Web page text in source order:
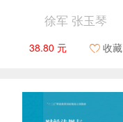
徐军 张玉琴
38.80 元 收藏